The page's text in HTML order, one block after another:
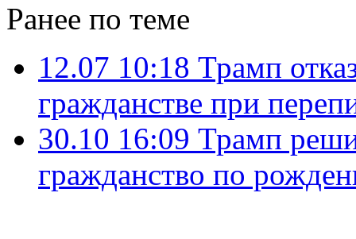
Ранее по теме
12.07 10:18 Трамп
гражданстве при
30.10 16:09 Трамп
гражданство по